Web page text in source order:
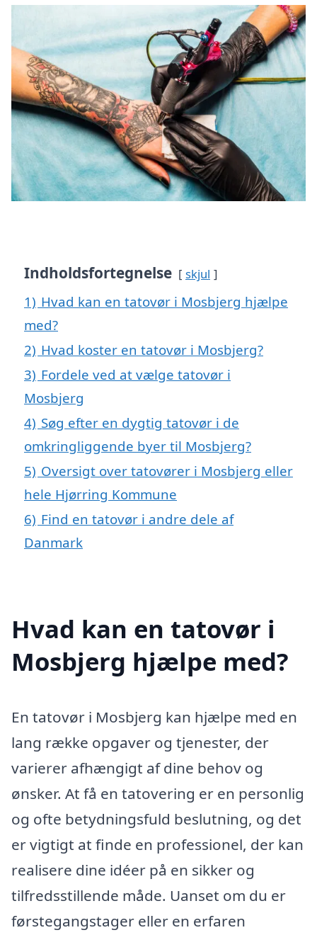
Indholdsfortegnelse skjul
1) Hvad kan en tatovør i Mosbjerg hjælpe
med?
2) Hvad koster en tatovør i Mosbjerg?
3) Fordele ved at vælge tatovør i
Mosbjerg
4) Søg efter en dygtig tatovør i de
omkringliggende byer til Mosbjerg?
5) Oversigt over tatovører i Mosbjerg eller
hele Hjørring Kommune
6) Find en tatovør i andre dele af
Danmark
Hvad kan en tatovør i
Mosbjerg hjælpe med?
En tatovør i Mosbjerg kan hjælpe med en
lang række opgaver og tjenester, der
varierer afhængigt af dine behov og
ønsker. At få en tatovering er en personlig
og ofte betydningsfuld beslutning, og det
er vigtigt at finde en professionel, der kan
realisere dine idéer på en sikker og
tilfredsstillende måde. Uanset om du er
førstegangstager eller en erfaren